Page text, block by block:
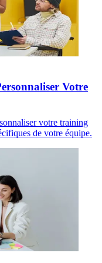
Votre
votre training
de votre équipe.